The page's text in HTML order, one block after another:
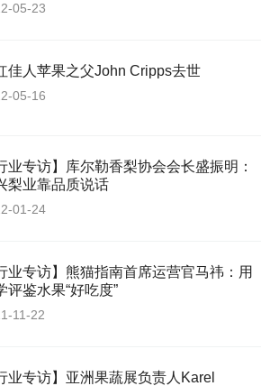
05-23
佳人苹果之父John Cripps去世
05-16
业专访】库尔勒香梨协会会长盛振明：
梨业靠品质说话
01-24
业专访】熊猫指南首席运营官马祎：用
评鉴水果“好吃度”
11-22
业专访】亚洲果蔬展负责人Karel